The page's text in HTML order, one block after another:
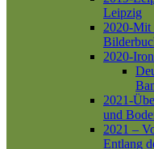
Leipzig
2020-Mit
2020-
2021-
und
2021 –
Entlang